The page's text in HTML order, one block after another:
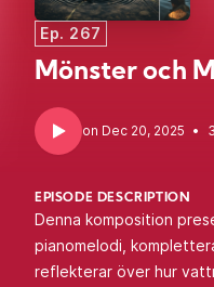
Ep. 267
Mönster och
•
EPISODE DESCRIPTION
Denna komposition
pianomelodi,
reflekterar över hur